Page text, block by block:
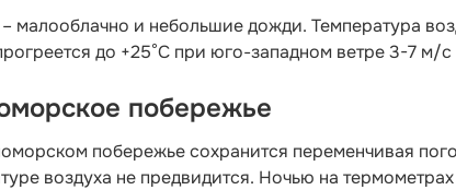
малооблачно и небольшие дожди. Температура
до +25°C при юго-западном ветре 3-7 м/с
побережье
побережье сохранится переменчивая
воздуха не предвидится. Ночью на термометрах